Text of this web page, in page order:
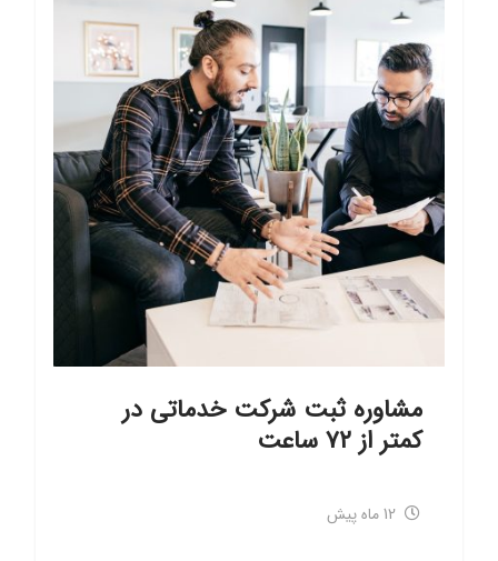
مشاوره ثبت شرکت خدماتی در
کمتر از ۷۲ ساعت
12 ماه پیش